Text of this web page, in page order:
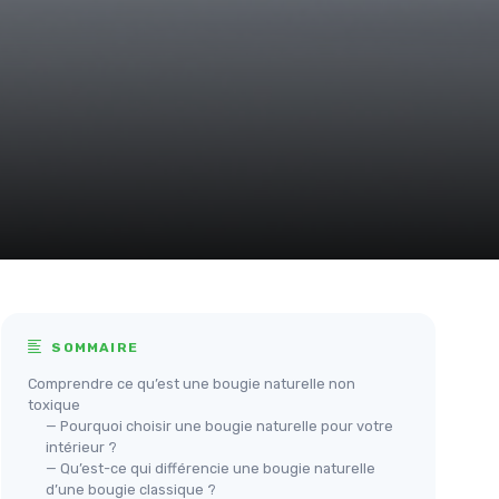
SOMMAIRE
Comprendre ce qu’est une bougie naturelle non
toxique
— Pourquoi choisir une bougie naturelle pour votre
intérieur ?
— Qu’est-ce qui différencie une bougie naturelle
d’une bougie classique ?